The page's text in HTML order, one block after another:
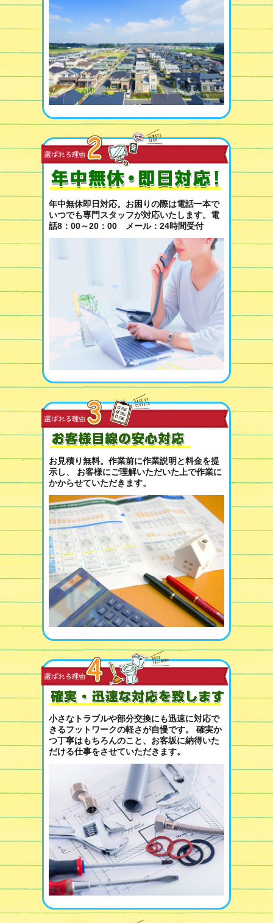
年中無休即日対応。お困りの際は電話一本で
いつでも専門スタッフが対応いたします。電
話8：00～20：00 メール：24時間受付
お見積り無料。作業前に作業説明と料金を提
示し、 お客様にご理解いただいた上で作業に
かからせていただきます。
小さなトラブルや部分交換にも迅速に対応で
きるフットワークの軽さが自慢です。 確実か
つ丁寧はもちろんのこと、お客坂に納得いた
だける仕事をさせていただきます。